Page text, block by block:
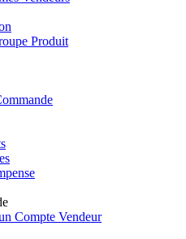
Produit
Compte Vendeur